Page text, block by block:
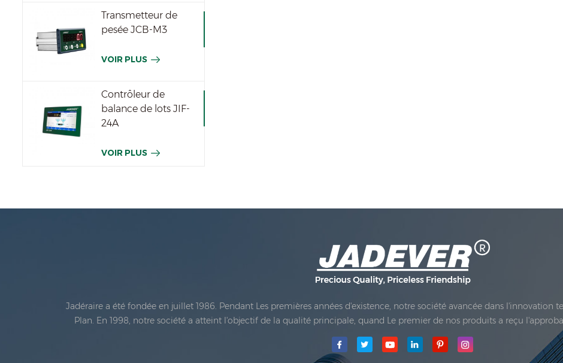
Transmetteur de
pesée JCB-M3
VOIR PLUS
Contrôleur de
balance de lots JIF-
24A
VOIR PLUS
Jadéraire a été fondée en juillet 1986. Pendant Les premières années d'existence, notre société avancée dans
Plan. En 1998, notre société a atteint l'objectif de la qualité principale, quand Le premier de nos produits a reçu
métrologie légale En 1999, Xiamen Jadéraire Échelle Co., Ltd.a été établie; La principale zone de production de notre